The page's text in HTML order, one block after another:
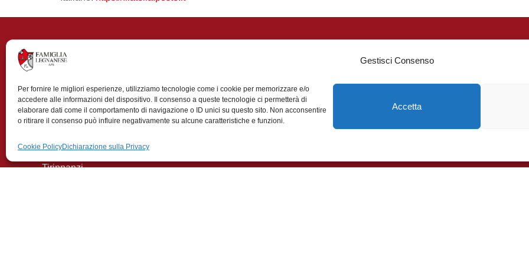
Gestisci Consenso
Per fornire le migliori esperienze, utilizziamo tecnologie come i cookie per memorizzare e/o
accedere alle informazioni del dispositivo. Il consenso a queste tecnologie ci permetterà di
elaborare dati come il comportamento di navigazione o ID unici su questo sito. Non acconsentire
o ritirare il consenso può influire negativamente su alcune caratteristiche e funzioni.
Accetta
Cookie PolicyDichiarazione sulla Privacy
La Famiglia Legnanese APS ringrazia il Comune di Legnano per:
Tirinnanzi svoltosi il 22 Novembre 2025 presso il teatro Città di Legnano Talisio
Tirinnanzi
Legnano (MI)